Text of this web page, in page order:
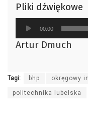
Pliki dźwiękowe
Odtwarzacz
plików
dźwiękowych
00:00
Artur Dmuch
Tagi: bhp okręgowy
politechnika lubelska